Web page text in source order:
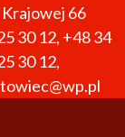
66
30 12, +48 34
30 12,